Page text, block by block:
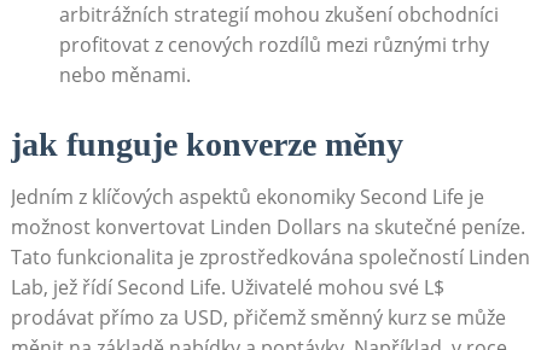
arbitrážních strategií mohou zkušení obchodníci
profitovat z cenových rozdílů mezi různými trhy
nebo měnami.
jak funguje konverze měny
Jedním z klíčových aspektů ekonomiky Second Life je
možnost konvertovat Linden Dollars na skutečné peníze.
Tato funkcionalita je zprostředkována společností Linden
Lab, jež řídí Second Life. Uživatelé mohou své L$
prodávat přímo za USD, přičemž směnný kurz se může